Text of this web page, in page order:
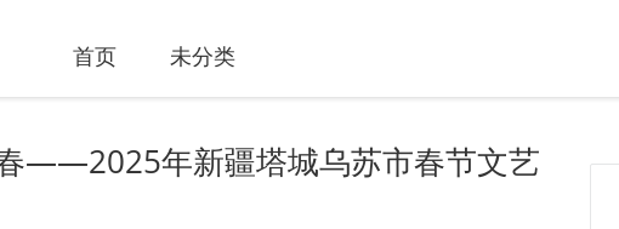
首页 未分类
——2025年新疆塔城乌苏市春节文艺